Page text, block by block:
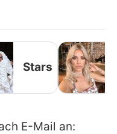
Stars
E-Mail an: